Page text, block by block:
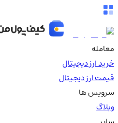
معامله
خرید ارز دیجیتال
قیمت ارز دیجیتال
سرویس ها
وبلاگ